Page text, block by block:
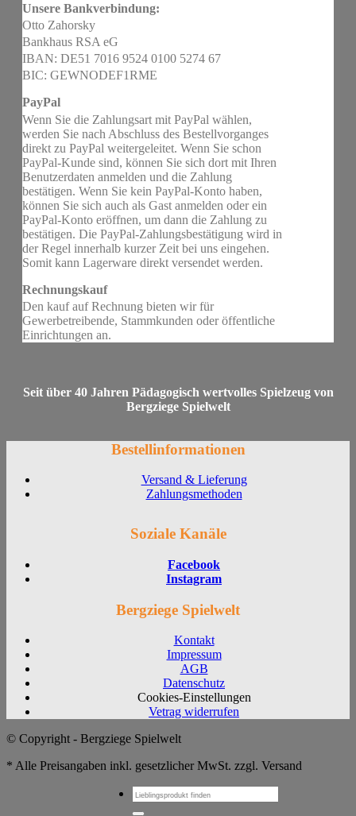
Unsere Bankverbindung:
Otto Zahorsky
Bankhaus RSA eG
IBAN: DE51 7016 9524 0100 5274 67
BIC: GEWNODEF1RME
PayPal
Wenn Sie die Zahlungsart mit PayPal wählen,
werden Sie nach Abschluss des Bestellvorganges
direkt zu PayPal weitergeleitet. Wenn Sie schon
PayPal-Kunde sind, können Sie sich dort mit Ihren
Benutzerdaten anmelden und die Zahlung
bestätigen. Wenn Sie kein PayPal-Konto haben,
können Sie sich auch als Gast anmelden oder ein
PayPal-Konto eröffnen, um dann die Zahlung zu
bestätigen. Die PayPal-Zahlungsbestätigung wird in
der Regel innerhalb kurzer Zeit bei uns eingehen.
Somit kann Lagerware direkt versendet werden.
Rechnungskauf
Den kauf auf Rechnung bieten wir für
Gewerbetreibende, Stammkunden oder öffentliche
Einrichtungen an.
Seit über 40 Jahren Pädagogisch wertvolles Spielzeug von
Bergziege Spielwelt
Bestellinformationen
Versand & Lieferung
Zahlungsmethoden
Soziale Kanäle
Facebook
Instagram
Bergziege Spielwelt
Kontakt
Impressum
AGB
Datenschutz
Cookies-Einstellungen
Vetrag widerrufen
© Copyright - Bergziege Spielwelt
* Alle Preisangaben inkl. gesetzlicher MwSt. zzgl. Versand
Suchen